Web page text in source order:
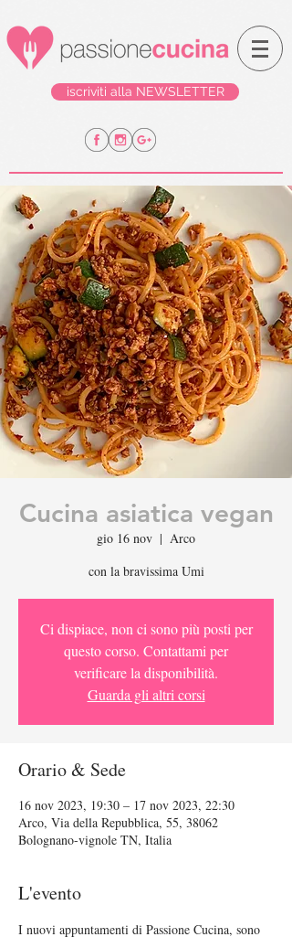
iscriviti alla NEWSLETTER
Cucina asiatica vegan
gio 16 nov
  |
Arco
con la bravissima Umi
Ci dispiace, non ci sono più posti per
questo corso. Contattami per
verificare la disponibilità.
Guarda gli altri corsi
Orario & Sede
16 nov 2023, 19:30 – 17 nov 2023, 22:30
Arco, Via della Repubblica, 55, 38062
Bolognano-vignole TN, Italia
L'evento
I nuovi appuntamenti di Passione Cucina, sono